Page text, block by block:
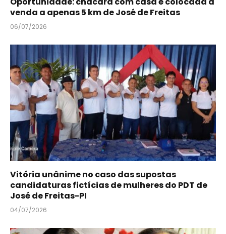
venda a apenas 5 km de José de Freitas
06/07/2026
Vitória unânime no caso das supostas
candidaturas fictícias de mulheres do PDT de
José de Freitas-PI
04/07/2026